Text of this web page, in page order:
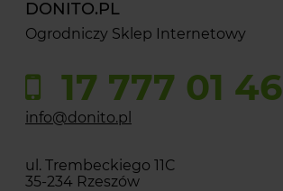
DONITO.PL
Ogrodniczy Sklep Internetowy
17 777 01 46
info@donito.pl
ul. Trembeckiego 11C
35-234 Rzeszów